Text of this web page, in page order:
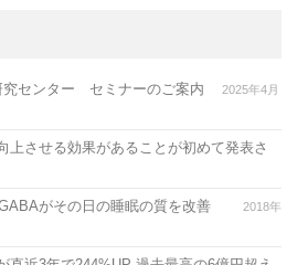
究センター セミナーのご案内
2025年4月
上させる効果があることが初めて発表さ
がその日の睡眠の質を改善
2018年